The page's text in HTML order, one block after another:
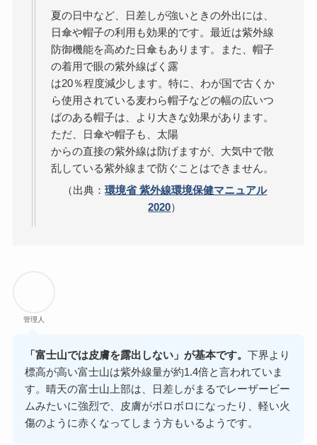
夏の日中など、日差しが強いときの外出には、
日傘や帽子の利用も効果的です。最近は紫外線
防御機能を高めた日傘もあります。また、帽子
の着用で眼の紫外線ばく露
は20％程度減少します。特に、わが国で古くか
ら使用されている麦わら帽子などの幅の広いつ
ばのある帽子は、より大きな効果があります。
ただ、日傘や帽子も、太陽
からの直接の紫外線は防げますが、大気中で散
乱している紫外線まで防ぐことはできません。
（出典：環境省 紫外線環境保健マニュアル
2020）
管理人
「富士山では皮膚を露出しない」が基本です。 下界より
標高が高い富士山は紫外線量が約1.4倍と言われていま
す。晴天の富士山上部は、日差しがまるでレーザービー
ムみたいに強烈で、皮膚がボロボロになったり、軽い火
傷のように赤くなってしまう方もいるようです。